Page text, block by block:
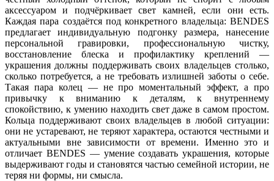
аксессуаром и подчёркивает свет камней, если они есть.
Каждая пара создаётся под конкретного владельца: BENDES
предлагает индивидуальную подгонку размера, нанесение
персональной гравировки, профессиональную чистку,
восстановление блеска и профилактику креплений —
украшения должны поддерживать своих владельцев столько,
сколько потребуется, а не требовать излишней заботы о себе.
Такая пара колец — не про моментальный эффект, а про
привычку к вниманию к деталям, к внутреннему
спокойствию, к умению находить свет даже в самом простом.
Кольца поддерживают своих владельцев в любой ситуации:
они не устаревают, не теряют характера, остаются честными и
актуальными вне зависимости от времени. Именно это и
отличает BENDES — умение создавать украшения, которые
выдерживают годы и становятся частью семейной истории, не
теряя ни формы, ни смысла.